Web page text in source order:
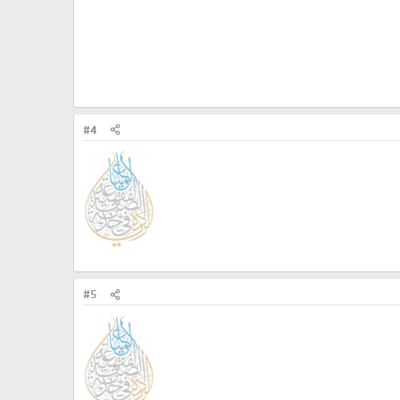
#4
#5